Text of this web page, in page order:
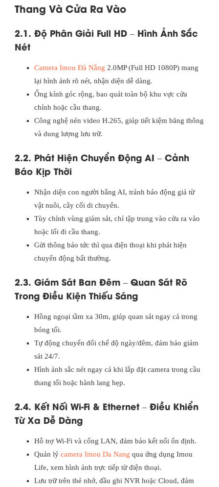
Thang Và Cửa Ra Vào
2.1. Độ Phân Giải Full HD – Hình Ảnh Sắc
Nét
Camera Imou Đà Nẵng 2.0MP (Full HD 1080P) mang
lại hình ảnh rõ nét, nhận diện dễ dàng.
Ống kính góc rộng, bao quát toàn bộ khu vực cửa
chính hoặc cầu thang.
Công nghệ nén video H.265, giúp tiết kiệm băng thông
và dung lượng lưu trữ.
2.2. Phát Hiện Chuyển Động AI – Cảnh
Báo Kịp Thời
Nhận diện con người bằng AI, tránh báo động giả từ
vật nuôi, cây cối di chuyển.
Tùy chỉnh vùng giám sát, chỉ tập trung vào cửa ra vào
hoặc lối đi cầu thang.
Gửi thông báo tức thì qua điện thoại khi phát hiện
chuyển động bất thường.
2.3. Giám Sát Ban Đêm – Quan Sát Rõ
Trong Điều Kiện Thiếu Sáng
Hồng ngoại tầm xa 30m, giúp quan sát ngay cả trong
bóng tối.
Tự động chuyển đổi chế độ ngày/đêm, đảm bảo giám
sát 24/7.
Hình ảnh sắc nét ngay cả khi lắp đặt camera trong cầu
thang tối hoặc hành lang hẹp.
2.4. Kết Nối Wi-Fi & Ethernet – Điều Khiển
Từ Xa Dễ Dàng
Hỗ trợ Wi-Fi và cổng LAN, đảm bảo kết nối ổn định.
Quản lý camera Imou Da Nang qua ứng dụng Imou
Life, xem hình ảnh trực tiếp từ điện thoại.
Lưu trữ trên thẻ nhớ, đầu ghi NVR hoặc Cloud, đảm